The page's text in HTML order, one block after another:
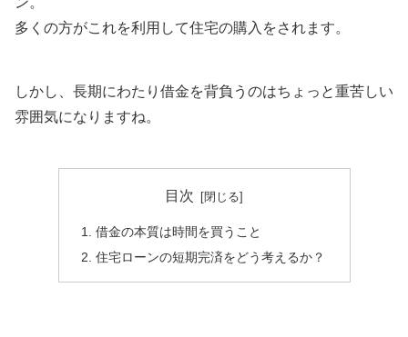
多くの方がこれを利用して住宅の購入をされます。
しかし、長期にわたり借金を背負うのはちょっと重苦しい
雰囲気になりますね。
目次
借金の本質は時間を買うこと
住宅ローンの短期完済をどう考えるか？